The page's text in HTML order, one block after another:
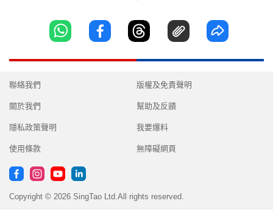
聯絡我們
關於我們
隱私政策聲明
使用條款
版權及免責聲明
幫助及反饋
我要爆料
無障礙網頁
Copyright © 2026 SingTao Ltd.All rights reserved.